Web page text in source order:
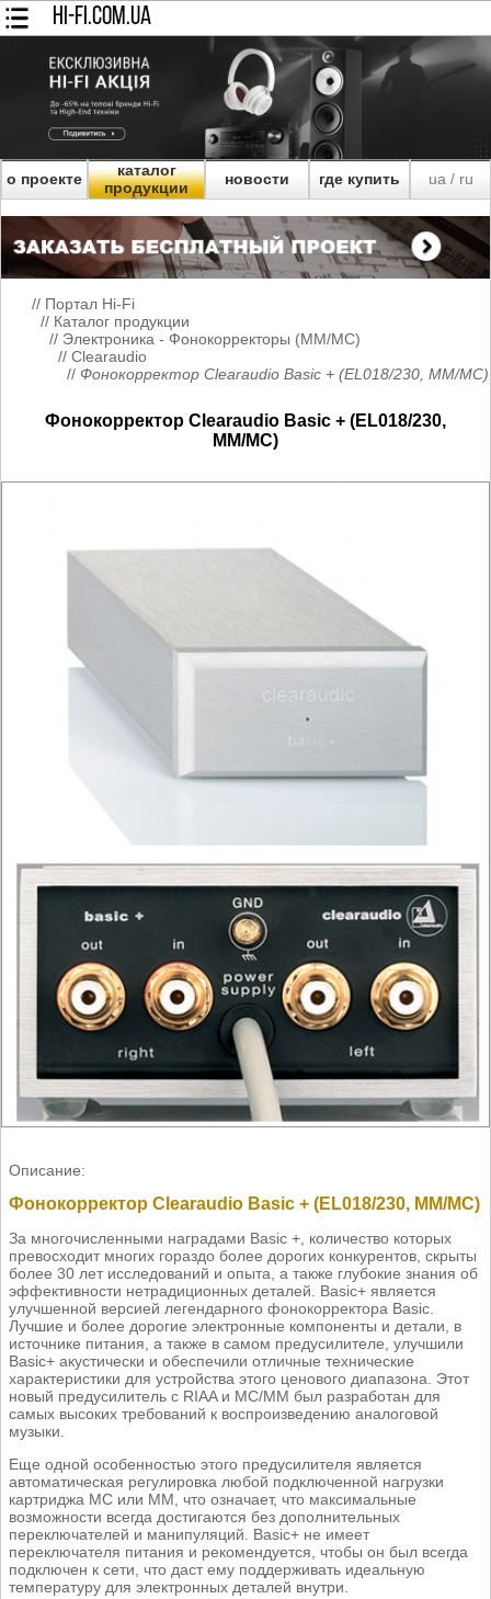
HI-FI.COM.UA
о проекте
каталог
продукции
новости где купить ua/ ru
// Портал Hi-Fi
// Каталог продукции
// Электроника - Фонокорректоры (MM/MC)
// Clearaudio
// Фонокорректор Clearaudio Basic + (EL018/230, MM/MC)
Фонокорректор Clearaudio Basic + (EL018/230,
MM/MC)
Описание:
Фонокорректор Clearaudio Basic + (EL018/230, MM/MC)
За многочисленными наградами Basic +, количество которых
превосходит многих гораздо более дорогих конкурентов, скрыты
более 30 лет исследований и опыта, а также глубокие знания об
эффективности нетрадиционных деталей. Basic+ является
улучшенной версией легендарного фонокорректора Basic.
Лучшие и более дорогие электронные компоненты и детали, в
источнике питания, а также в самом предусилителе, улучшили
Basic+ акустически и обеспечили отличные технические
характеристики для устройства этого ценового диапазона. Этот
новый предусилитель с RIAA и MC/MM был разработан для
самых высоких требований к воспроизведению аналоговой
музыки.
Еще одной особенностью этого предусилителя является
автоматическая регулировка любой подключенной нагрузки
картриджа MC или MM, что означает, что максимальные
возможности всегда достигаются без дополнительных
переключателей и манипуляций. Basic+ не имеет
переключателя питания и рекомендуется, чтобы он был всегда
подключен к сети, что даст ему поддерживать идеальную
температуру для электронных деталей внутри.